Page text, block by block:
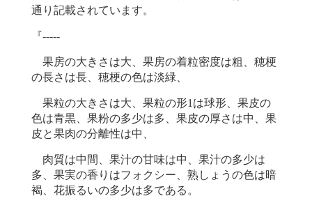
通り記載されています。
『-----
果房の大きさは大、果房の着粒密度は粗、穂梗
の長さは長、穂梗の色は淡緑、
果粒の大きさは大、果粒の形1は球形、果皮の
色は青黒、果粉の多少は多、果皮の厚さは中、果
皮と果肉の分離性は中、
肉質は中間、果汁の甘味は中、果汁の多少は
多、果実の香りはフォクシー、熟しょうの色は暗
褐、花振るいの多少は多である。